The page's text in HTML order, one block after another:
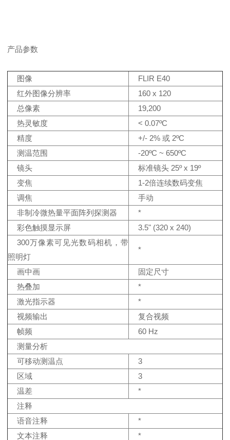
产品参数
图像
FLIR E40
红外图像分辨率
160 x 120
总像素
19,200
热灵敏度
< 0.07ºC
精度
+/- 2% 或 2ºC
测温范围
-20ºC ~ 650ºC
镜头
标准镜头 25º x 19º
变焦
1-2倍连续数码变焦
调焦
手动
非制冷微热量平面阵列探测器
*
彩色触摸显示屏
3.5" (320 x 240)
300万像素可见光数码相机，带
照明灯
*
画中画
固定尺寸
热叠加
*
激光指示器
*
视频输出
复合视频
帧频
60 Hz
测量分析
可移动测温点
3
区域
3
温差
*
注释
语音注释
*
文本注释
*